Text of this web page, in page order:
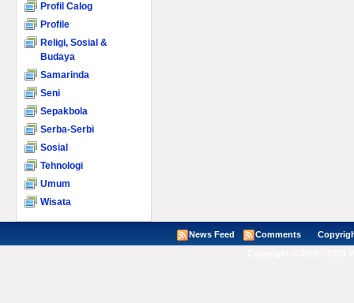
Profil Calog
Profile
Religi, Sosial &
Budaya
Samarinda
Seni
Sepakbola
Serba-Serbi
Sosial
Tehnologi
Umum
Wisata
News Feed Comments Copyright